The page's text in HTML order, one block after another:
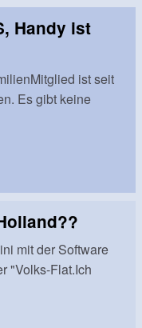
Handy ist
ist seit
Es gibt keine
mit der Software
"Volks-Flat.Ich